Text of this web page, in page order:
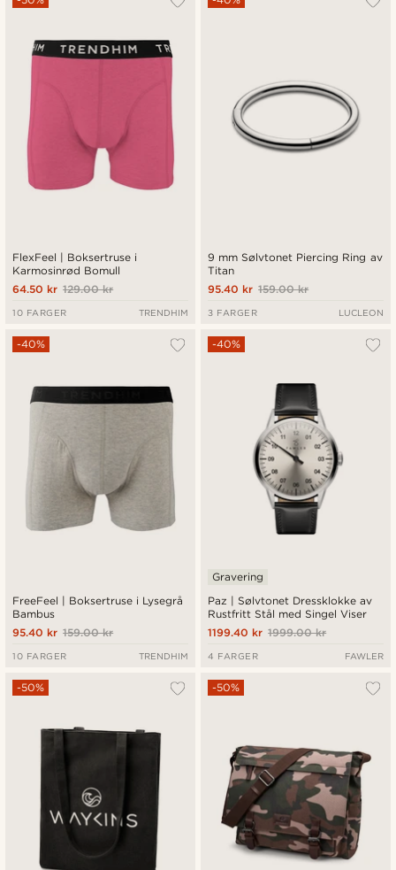
FlexFeel | Boksertruse i
Karmosinrød Bomull
129.00 kr
64.50 kr
10 FARGER TRENDHIM
9 mm Sølvtonet Piercing Ring av
Titan
159.00 kr
95.40 kr
3 FARGER LUCLEON
FreeFeel | Boksertruse i Lysegrå
Bambus
-40%
159.00 kr
95.40 kr
10 FARGER TRENDHIM
Paz | Sølvtonet Dressklokke av
Rustfritt Stål med Singel Viser
-40%
Gravering
1999.00 kr
1199.40 kr
4 FARGER FAWLER
-50% -50%